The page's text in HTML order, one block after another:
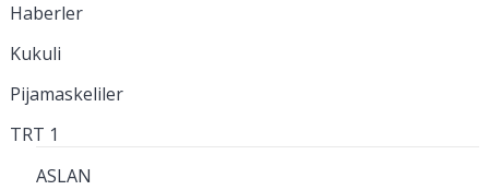
Haberler
Kukuli
Pijamaskeliler
TRT 1
ASLAN